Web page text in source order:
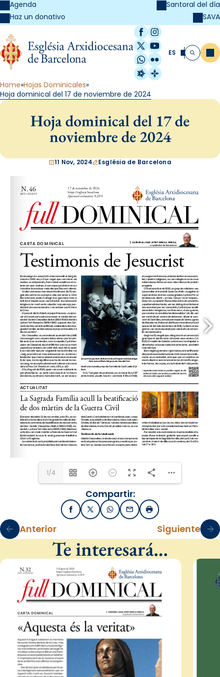
Agenda
Haz un donativo
Santoral del día
SAVA
Facebook
Instagram
X / Twitter
YouTube
WhatsApp
Flickr
Radio Estel
Catalunya
ES Buscar
Home Hojas Dominicales
Hoja dominical del 17 de noviembre de 2024
Hoja dominical del 17 de
noviembre de 2024
11 Nov, 2024 Església de Barcelona
1/4
Compartir:
FacebookX / TwitterWhatsApp
EmailImprimir
Anterior Siguiente
Te interesará…